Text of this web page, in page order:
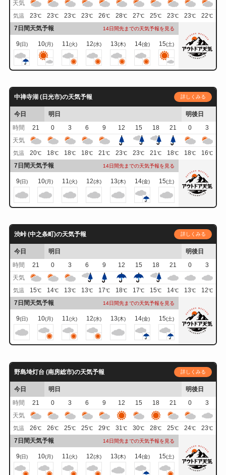
天気
気温 23℃ 23℃ 23℃ 23℃ 26℃ 28℃ 27℃ 25℃ 23℃ 23℃ 22℃
7日間天気予報 14日間先までの天気予報を見る
9(日) 10(月) 11(火) 12(水) 13(木) 14(金) 15(土)
中禅寺湖 (日光市)の天気予報 詳しくみる
今日 明日
明後日
時間
21 0 3 6 9 12 15 18 21 0
3
天気
気温 20℃ 18℃ 18℃ 18℃ 21℃ 23℃ 23℃ 21℃ 18℃ 18℃ 16℃
7日間天気予報 14日間先までの天気予報を見る
9(日) 10(月) 11(火) 12(水) 13(木) 14(金) 15(土)
渋峠 (中之条町)の天気予報 詳しくみる
今日 明日
明後日
時間
21 0 3 6 9 12 15 18 21 0
3
天気
気温 15℃ 14℃ 13℃ 13℃ 17℃ 18℃ 17℃ 15℃ 14℃ 13℃ 12℃
7日間天気予報 14日間先までの天気予報を見る
9(日) 10(月) 11(火) 12(水) 13(木) 14(金) 15(土)
野島埼灯台 (南房総市)の天気予報 詳しくみる
今日 明日
明後日
時間
21 0 3 6 9 12 15 18 21 0
3
天気
気温 26℃ 26℃ 25℃ 25℃ 29℃ 31℃ 30℃ 28℃ 25℃ 24℃ 23℃
7日間天気予報 14日間先までの天気予報を見る
9(日) 10(月) 11 (火) 12(水) 13(木) 14(金) 15(土)